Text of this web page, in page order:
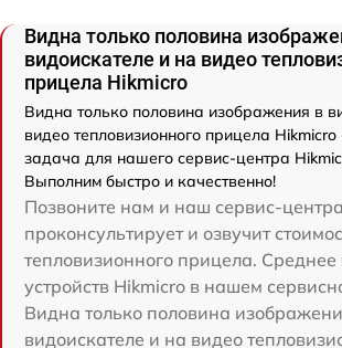
Видна только половина
видоискателе и на видео
прицела Hikmicro
Видна только половина изображения в
видео тепловизионного прицела
задача для нашего сервис-центра
Выполним быстро и качественно!
Позвоните нам и наш сервис-центра
проконсультирует и озвучит
тепловизионного прицела.
устройств Hikmicro в нашем
Видна только половина
видоискателе и на видео